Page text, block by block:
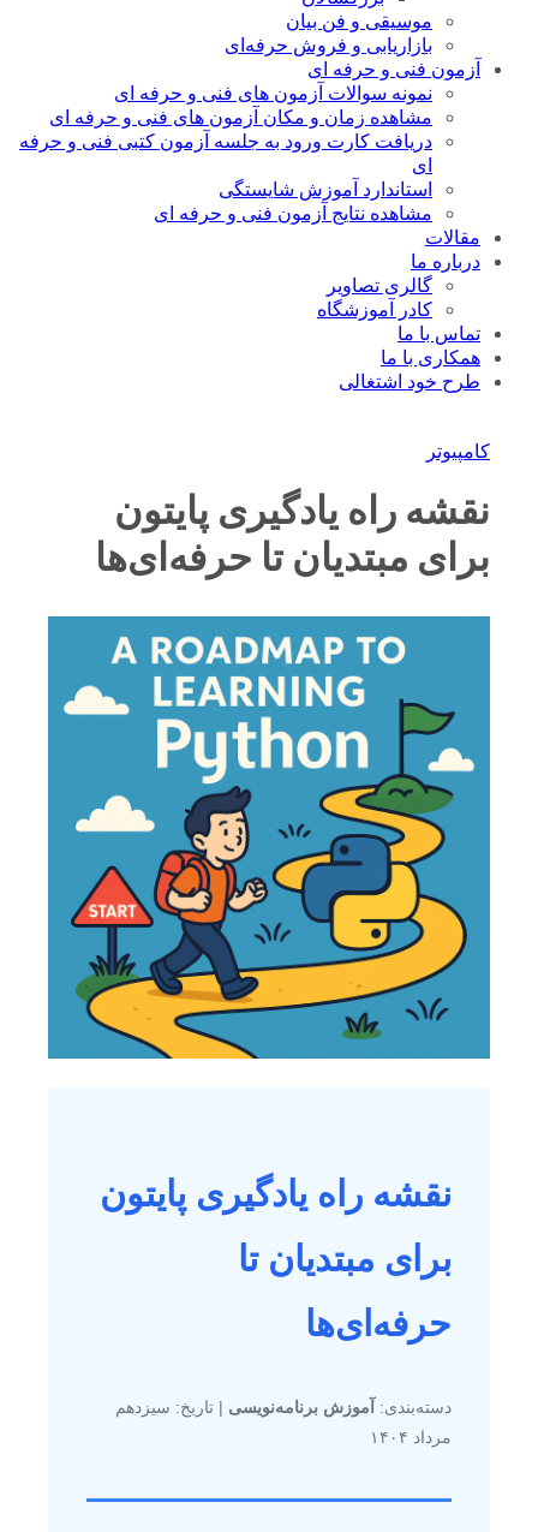
موسیقی و فن بیان
بازاریابی و فروش حرفه‌ای
آزمون فنی و حرفه ای
نمونه سوالات آزمون های فنی و حرفه ای
مشاهده زمان و مکان آزمون های فنی و حرفه ای
دریافت کارت ورود به جلسه آزمون کتبی فنی و حرفه
ای
استاندارد آموزش شایستگی
مشاهده نتایج آزمون فنی و حرفه ای
مقالات
درباره ما
گالری تصاویر
کادر آموزشگاه
تماس با ما
همکاری با ما
طرح خود اشتغالی
کامپیوتر
نقشه راه یادگیری پایتون
برای مبتدیان تا حرفه‌ای‌ها
نقشه راه یادگیری پایتون
برای مبتدیان تا
حرفه‌ای‌ها
دسته‌بندی: آموزش برنامه‌نویسی | تاریخ: سیزدهم
مرداد ۱۴۰۴